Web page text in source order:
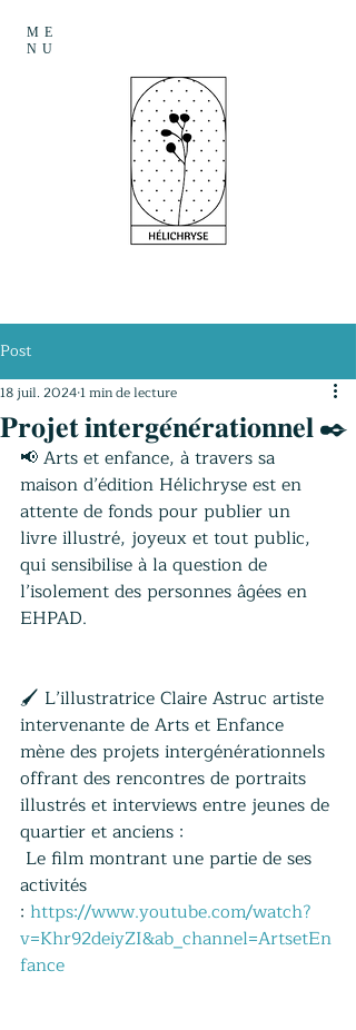
ME
NU
Post
𝐏𝐫𝐨𝐣𝐞𝐭 𝐢𝐧𝐭𝐞𝐫𝐠𝐞́𝐧𝐞́𝐫𝐚𝐭𝐢𝐨𝐧𝐧𝐞𝐥 ✒️
18 juil. 20241 min de lecture
📢 Arts et enfance, à travers sa
maison d’édition Hélichryse est en
attente de fonds pour publier un
livre illustré, joyeux et tout public,
qui sensibilise à la question de
l’isolement des personnes âgées en
EHPAD.
🖌️ L’illustratrice Claire Astruc artiste
intervenante de Arts et Enfance
mène des projets intergénérationnels
offrant des rencontres de portraits
illustrés et interviews entre jeunes de
quartier et anciens :
Le film montrant une partie de ses
activités
: https://www.youtube.com/watch?
v=Khr92deiyZI&ab_channel=ArtsetEn
fance